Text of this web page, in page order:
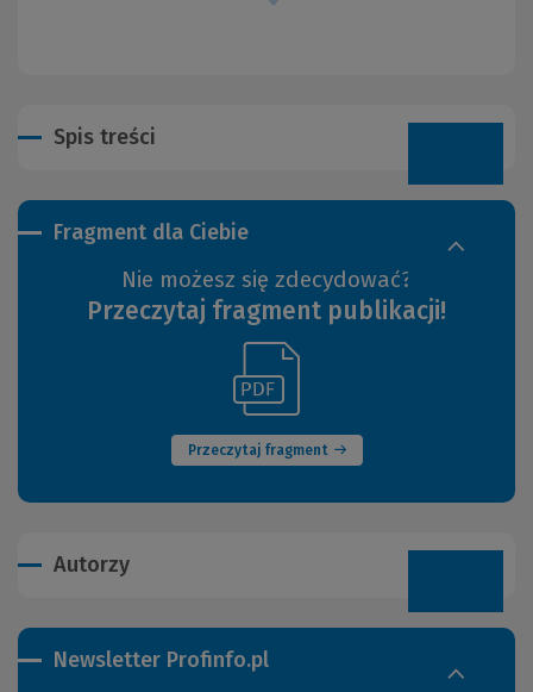
Fragment dla Ciebie
Nie możesz się zdecydować?
Przeczytaj fragment publikacji!
Przeczytaj fragment
(Nowe
okno)
innej
Spis treści
Autorzy
Newsletter Profinfo.pl